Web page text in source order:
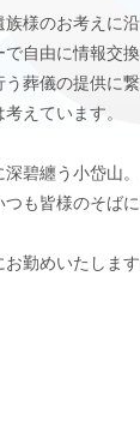
様のお考えに
自由に情報交
葬儀の提供に
えています。
碧纏う小岱山
も皆様のそば
勤めいたしま